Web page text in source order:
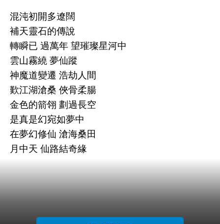
混沌初開多遼闊
補天靈石的傳說
轉瞬已 過萬年 望璀璨星河中
雲山霧繞 夢仙蹤
神魔道變遷 浩劫人間
歎江湖滄桑 俠骨柔腸
金色的箭翎 劃過長空
是真是幻宛如夢中
在夢幻修仙 滄海桑田
月中天 仙路結奇緣